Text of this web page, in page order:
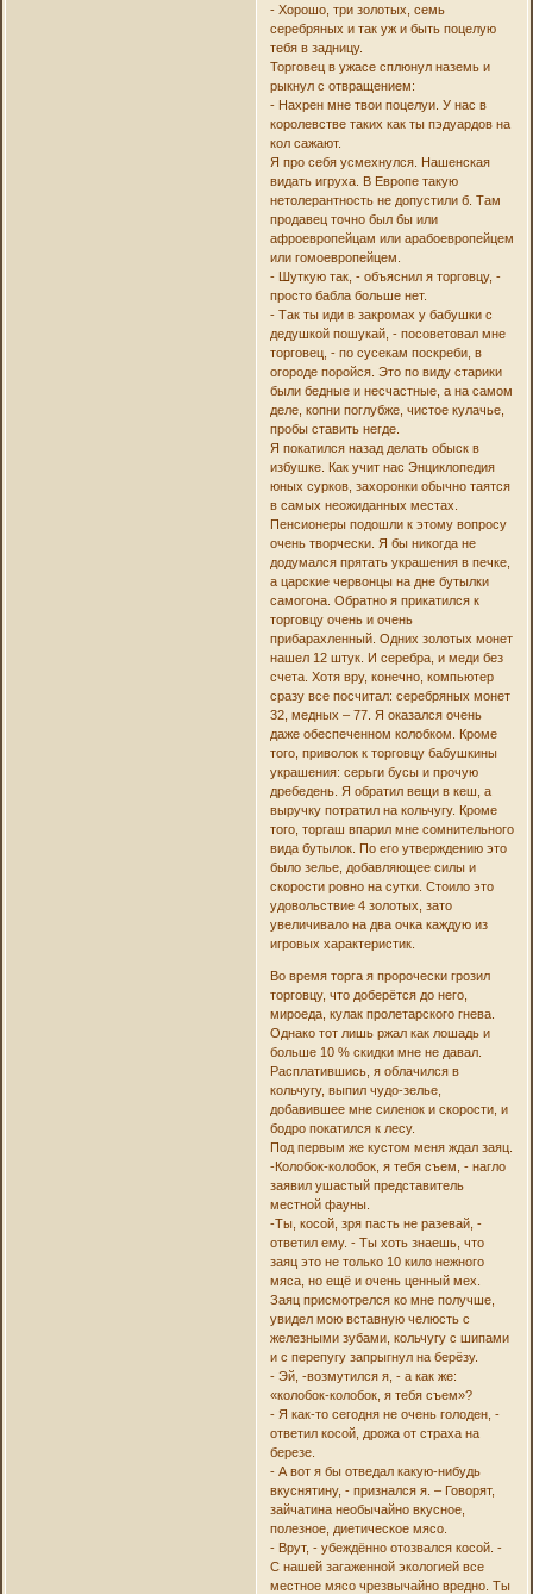
- Хорошо, три золотых, семь
серебряных и так уж и быть поцелую
тебя в задницу.
Торговец в ужасе сплюнул наземь и
рыкнул с отвращением:
- Нахрен мне твои поцелуи. У нас в
королевстве таких как ты пэдуардов на
кол сажают.
Я про себя усмехнулся. Нашенская
видать игруха. В Европе такую
нетолерантность не допустили б. Там
продавец точно был бы или
афроевропейцам или арабоевропейцем
или гомоевропейцем.
- Шуткую так, - объяснил я торговцу, -
просто бабла больше нет.
- Так ты иди в закромах у бабушки с
дедушкой пошукай, - посоветовал мне
торговец, - по сусекам поскреби, в
огороде поройся. Это по виду старики
были бедные и несчастные, а на самом
деле, копни поглубже, чистое кулачье,
пробы ставить негде.
Я покатился назад делать обыск в
избушке. Как учит нас Энциклопедия
юных сурков, захоронки обычно таятся
в самых неожиданных местах.
Пенсионеры подошли к этому вопросу
очень творчески. Я бы никогда не
додумался прятать украшения в печке,
а царские червонцы на дне бутылки
самогона. Обратно я прикатился к
торговцу очень и очень
прибарахленный. Одних золотых монет
нашел 12 штук. И серебра, и меди без
счета. Хотя вру, конечно, компьютер
сразу все посчитал: серебряных монет
32, медных – 77. Я оказался очень
даже обеспеченном колобком. Кроме
того, приволок к торговцу бабушкины
украшения: серьги бусы и прочую
дребедень. Я обратил вещи в кеш, а
выручку потратил на кольчугу. Кроме
того, торгаш впарил мне сомнительного
вида бутылок. По его утверждению это
было зелье, добавляющее силы и
скорости ровно на сутки. Стоило это
удовольствие 4 золотых, зато
увеличивало на два очка каждую из
игровых характеристик.
Во время торга я пророчески грозил
торговцу, что доберётся до него,
мироеда, кулак пролетарского гнева.
Однако тот лишь ржал как лошадь и
больше 10 % скидки мне не давал.
Расплатившись, я облачился в
кольчугу, выпил чудо-зелье,
добавившее мне силенок и скорости, и
бодро покатился к лесу.
Под первым же кустом меня ждал заяц.
-Колобок-колобок, я тебя съем, - нагло
заявил ушастый представитель
местной фауны.
-Ты, косой, зря пасть не разевай, -
ответил ему. - Ты хоть знаешь, что
заяц это не только 10 кило нежного
мяса, но ещё и очень ценный мех.
Заяц присмотрелся ко мне получше,
увидел мою вставную челюсть с
железными зубами, кольчугу с шипами
и с перепугу запрыгнул на берёзу.
- Эй, -возмутился я, - а как же:
«колобок-колобок, я тебя съем»?
- Я как-то сегодня не очень голоден, -
ответил косой, дрожа от страха на
березе.
- А вот я бы отведал какую-нибудь
вкуснятину, - признался я. – Говорят,
зайчатина необычайно вкусное,
полезное, диетическое мясо.
- Врут, - убеждённо отозвался косой. -
С нашей загаженной экологией все
местное мясо чрезвычайно вредно. Ты